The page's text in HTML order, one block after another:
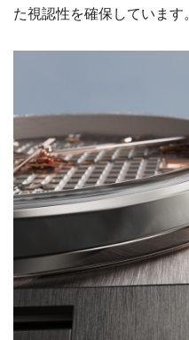
た視認性を確保しています。